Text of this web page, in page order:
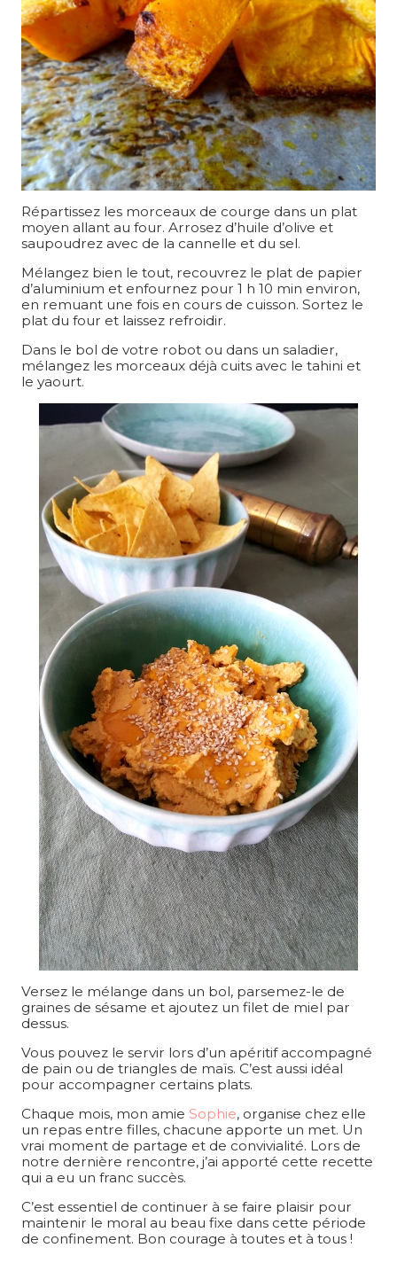
Répartissez les morceaux de courge dans un plat
moyen allant au four. Arrosez d’huile d’olive et
saupoudrez avec de la cannelle et du sel.
Mélangez bien le tout, recouvrez le plat de papier
d’aluminium et enfournez pour 1 h 10 min environ,
en remuant une fois en cours de cuisson. Sortez le
plat du four et laissez refroidir.
Dans le bol de votre robot ou dans un saladier,
mélangez les morceaux déjà cuits avec le tahini et
le yaourt.
Versez le mélange dans un bol, parsemez-le de
graines de sésame et ajoutez un filet de miel par
dessus.
Vous pouvez le servir lors d’un apéritif accompagné
de pain ou de triangles de maïs. C’est aussi idéal
pour accompagner certains plats.
Chaque mois, mon amie Sophie, organise chez elle
un repas entre filles, chacune apporte un met. Un
vrai moment de partage et de convivialité. Lors de
notre dernière rencontre, j’ai apporté cette recette
qui a eu un franc succès.
C’est essentiel de continuer à se faire plaisir pour
maintenir le moral au beau fixe dans cette période
de confinement. Bon courage à toutes et à tous !